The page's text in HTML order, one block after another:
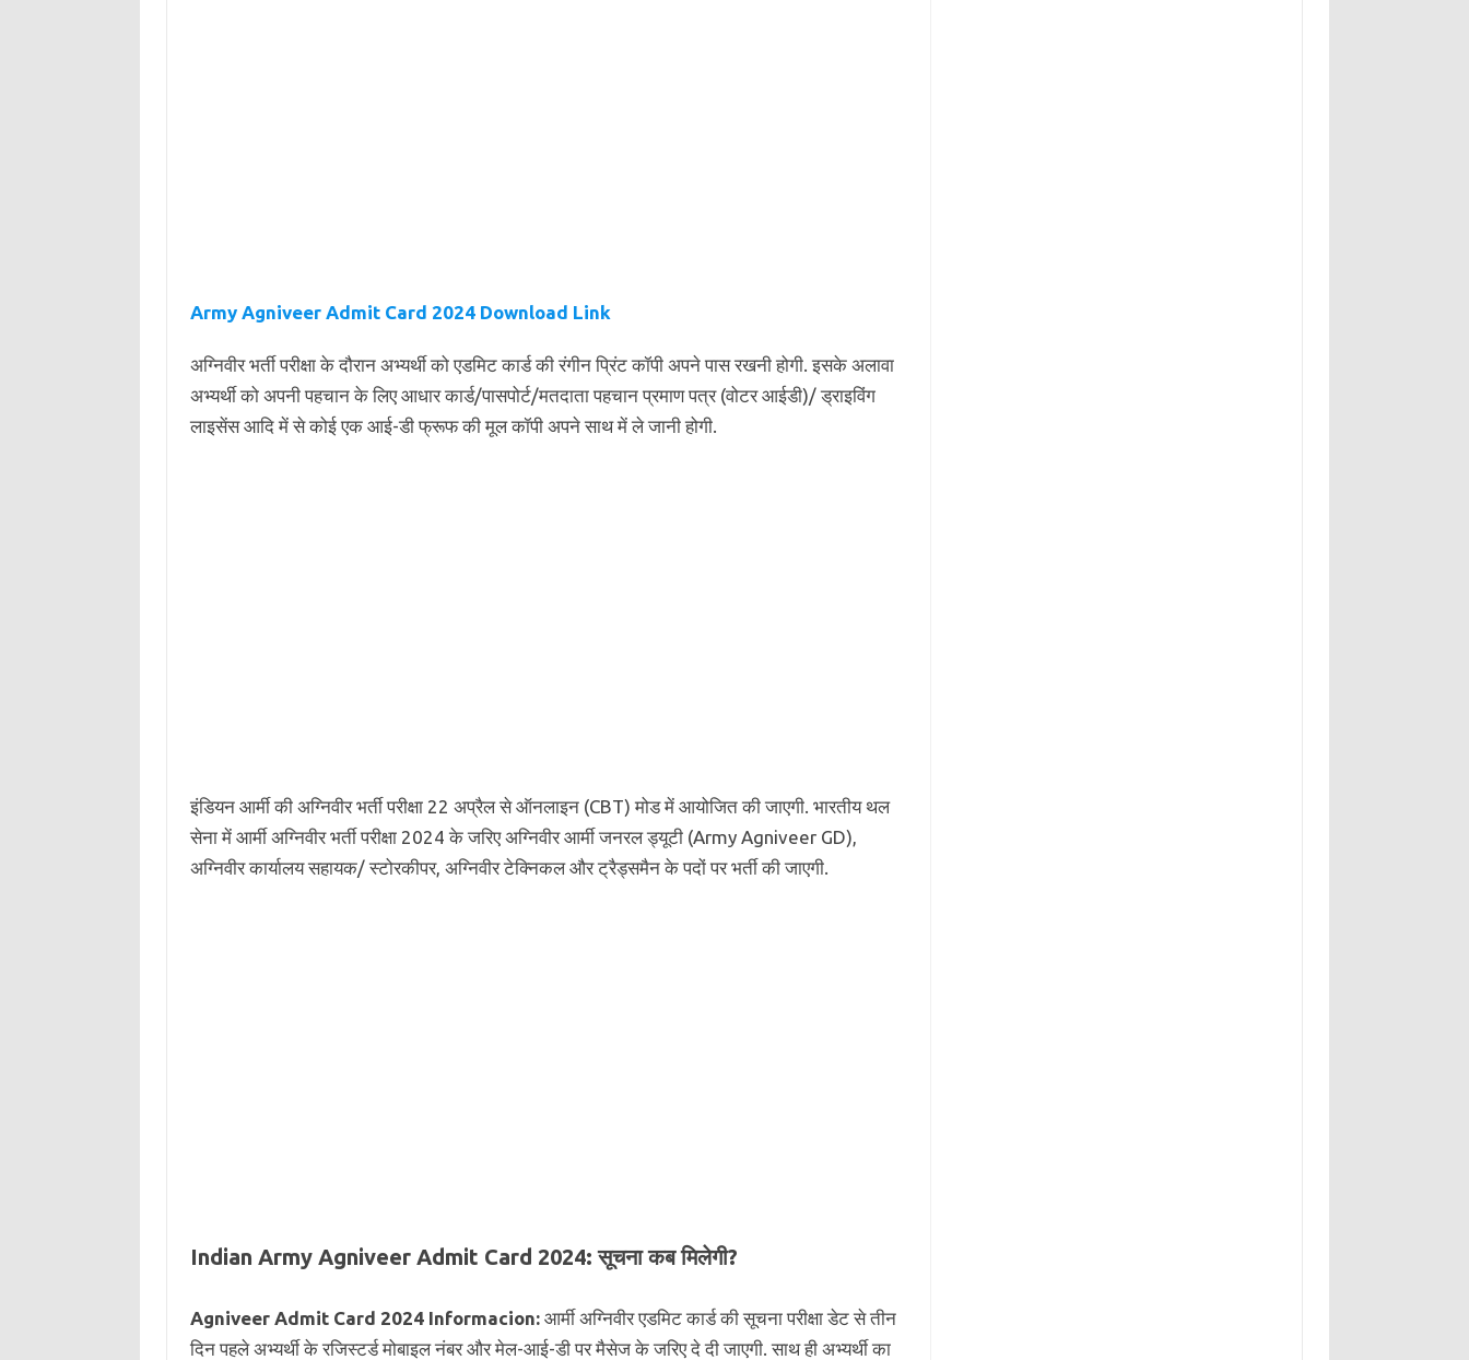
Army Agniveer Admit Card 2024 Download Link
अग्निवीर भर्ती परीक्षा के दौरान अभ्यर्थी को एडमिट कार्ड की रंगीन प्रिंट कॉपी अपने पास रखनी होगी. इसके अलावा
अभ्यर्थी को अपनी पहचान के लिए आधार कार्ड/पासपोर्ट/मतदाता पहचान प्रमाण पत्र (वोटर आईडी)/ ड्राइविंग
लाइसेंस आदि में से कोई एक आई-डी फ्रूफ की मूल कॉपी अपने साथ में ले जानी होगी.
इंडियन आर्मी की अग्निवीर भर्ती परीक्षा 22 अप्रैल से ऑनलाइन (CBT) मोड में आयोजित की जाएगी. भारतीय थल
सेना में आर्मी अग्निवीर भर्ती परीक्षा 2024 के जरिए अग्निवीर आर्मी जनरल ड्यूटी (Army Agniveer GD),
अग्निवीर कार्यालय सहायक/ स्टोरकीपर, अग्निवीर टेक्निकल और ट्रैड्समैन के पदों पर भर्ती की जाएगी.
Indian Army Agniveer Admit Card 2024: सूचना कब मिलेगी?
Agniveer Admit Card 2024 Informacion:आर्मी अग्निवीर एडमिट कार्ड की सूचना परीक्षा डेट से तीन
दिन पहले अभ्यर्थी के रजिस्टर्ड मोबाइल नंबर और मेल-आई-डी पर मैसेज के जरिए दे दी जाएगी. साथ ही अभ्यर्थी का